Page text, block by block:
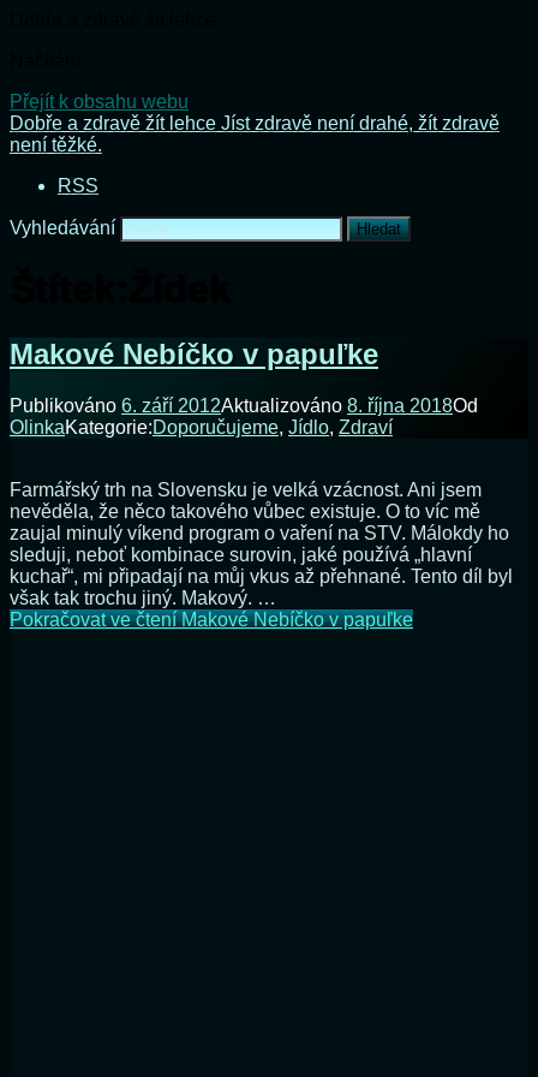
Přejít k obsahu webu
Dobře a zdravě žít lehce Jíst zdravě není drahé, žít zdravě
není těžké.
RSS
Vyhledávání
Makové Nebíčko v papuľke
Publikováno 6. září 2012Aktualizováno 8. října 2018Od
OlinkaKategorie:Doporučujeme, Jídlo, Zdraví
Farmářský trh na Slovensku je velká vzácnost. Ani jsem
nevěděla, že něco takového vůbec existuje. O to víc mě
zaujal minulý víkend program o vaření na STV. Málokdy ho
sleduji, neboť kombinace surovin, jaké používá „hlavní
kuchař“, mi připadají na můj vkus až přehnané. Tento díl byl
však tak trochu jiný. Makový. …
Pokračovat ve čteníMakové Nebíčko v papuľke